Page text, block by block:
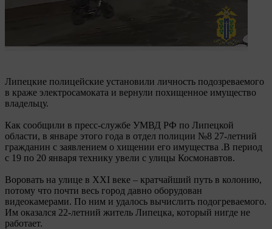
Липецкие полицейские установили личность подозреваемого
в краже электросамоката и вернули похищенное имущество
владельцу.
Как сообщили в пресс-службе УМВД РФ по Липецкой
области, в январе этого года в отдел полиции №8 27-летний
гражданин с заявлением о хищении его имущества .В период
с 19 по 20 января технику увели с улицы Космонавтов.
Воровать на улице в XXI веке – кратчайший путь в колонию,
потому что почти весь город давно оборудован
видеокамерами. По ним и удалось вычислить подогреваемого.
Им оказался 22-летний житель Липецка, который нигде не
работает.